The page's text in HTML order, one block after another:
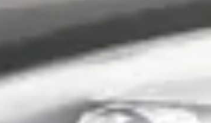
maar duidelijke informatie en uitleg over de auto. Week